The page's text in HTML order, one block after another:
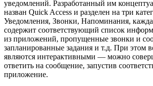
уведомлений. Разработанный им
назван Quick Access и разделен на три
Уведомления, Звонки, Напоминания,
содержит соответствующий список
из приложений, пропущенные звонки и
запланированные задания и т.д. При этом
являются интерактивными — можно
ответить на сообщение, запустив
приложение.